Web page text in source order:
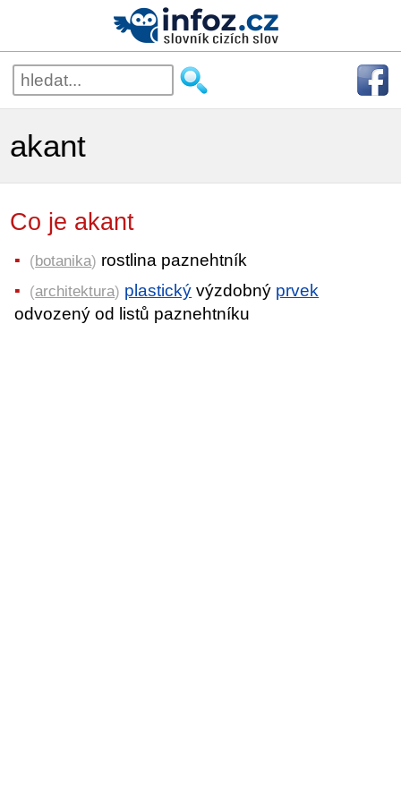
akant
Co je akant
(botanika) rostlina paznehtník
(architektura) plastický výzdobný prvek
odvozený od listů paznehtníku